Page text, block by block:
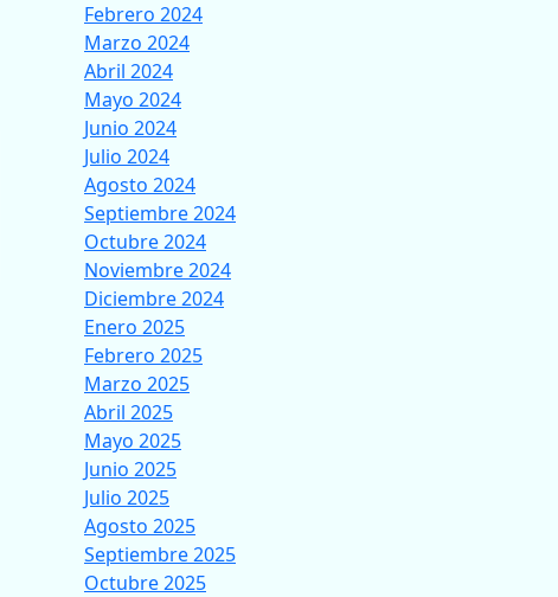
Febrero 2024
Marzo 2024
Abril 2024
Mayo 2024
Junio 2024
Julio 2024
Agosto 2024
Septiembre 2024
Octubre 2024
Noviembre 2024
Diciembre 2024
Enero 2025
Febrero 2025
Marzo 2025
Abril 2025
Mayo 2025
Junio 2025
Julio 2025
Agosto 2025
Septiembre 2025
Octubre 2025